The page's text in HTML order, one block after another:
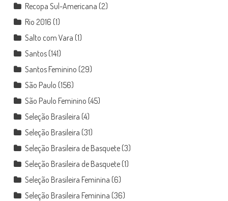
Recopa Sul-Americana (2)
Rio 2016 (1)
Salto com Vara (1)
Santos(141)
Santos Feminino (29)
São Paulo (156)
São Paulo Feminino (45)
Seleção Brasileira (4)
Seleção Brasileira (31)
Seleção Brasileira de Basquete(3)
Seleção Brasileira de Basquete(1)
Seleção Brasileira Feminina (6)
Seleção Brasileira Feminina (36)